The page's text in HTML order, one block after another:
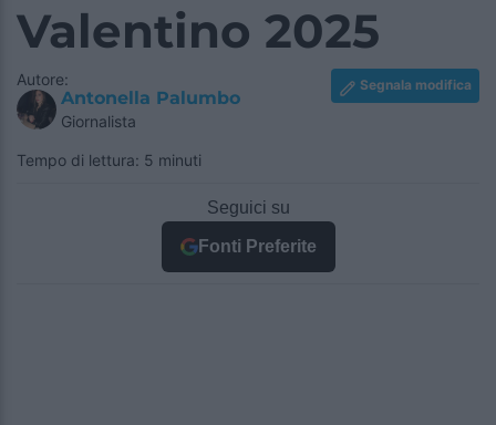
Valentino 2025
Autore:
Antonella Palumbo
Giornalista
Segnala modifica
Tempo di lettura: 5 minuti
Seguici su
Fonti Preferite